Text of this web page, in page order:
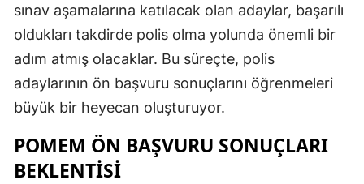
sınav aşamalarına katılacak olan adaylar, başarılı
oldukları takdirde polis olma yolunda önemli bir
adım atmış olacaklar. Bu süreçte, polis
adaylarının ön başvuru sonuçlarını öğrenmeleri
büyük bir heyecan oluşturuyor.
POMEM ÖN BAŞVURU SONUÇLARI
BEKLENTISI